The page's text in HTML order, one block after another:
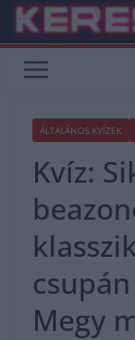
Skip
content
ÁLTALÁNOS KVÍZEK
Kvíz:
Megy